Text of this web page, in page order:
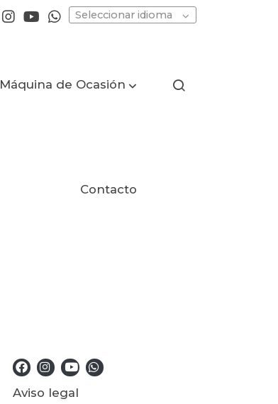
Seleccionar idioma
Máquina de Ocasión
Contacto
Aviso legal